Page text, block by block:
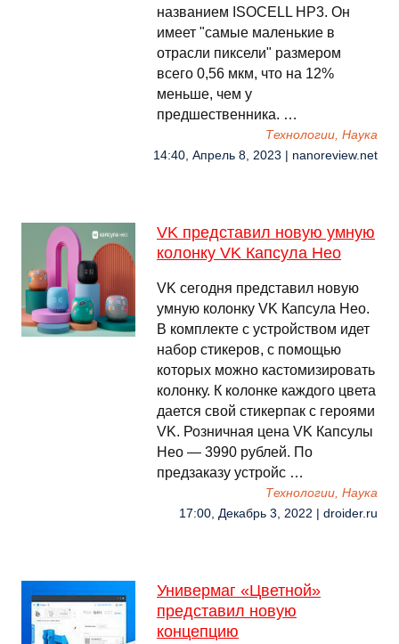
названием ISOCELL HP3. Он
имеет "самые маленькие в
отрасли пиксели" размером
всего 0,56 мкм, что на 12%
меньше, чем у
предшественника. …
Технологии, Наука
14:40, Апрель 8, 2023 | nanoreview.net
VK представил новую умную
колонку VK Капсула Нео
VK сегодня представил новую
умную колонку VK Капсула Нео.
В комплекте с устройством идет
набор стикеров, с помощью
которых можно кастомизировать
колонку. К колонке каждого цвета
дается свой стикерпак с героями
VK. Розничная цена VK Капсулы
Нео — 3990 рублей. По
предзаказу устройс …
Технологии, Наука
17:00, Декабрь 3, 2022 | droider.ru
Универмаг «Цветной»
представил новую
концепцию